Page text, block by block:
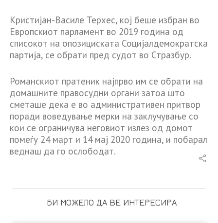
Кристијан-Василе Терхес, кој беше избран во
Европскиот парламент во 2019 година од
списокот на опозициската Социјалдемократска
партија, се обрати пред судот во Стразбур.
Романскиот пратеник најпрво им се обрати на
домашните правосудни органи затоа што
сметаше дека е во административен притвор
поради воведување мерки на заклучување со
кои се ограничува неговиот излез од домот
помеѓу 24 март и 14 мај 2020 година, и побарал
веднаш да го ослободат.
БИ МОЖЕЛО ДА ВЕ ИНТЕРЕСИРА